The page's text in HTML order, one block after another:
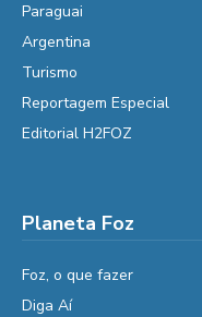
Paraguai
Argentina
Turismo
Reportagem Especial
Editorial H2FOZ
Planeta Foz
Foz, o que fazer
Diga Aí